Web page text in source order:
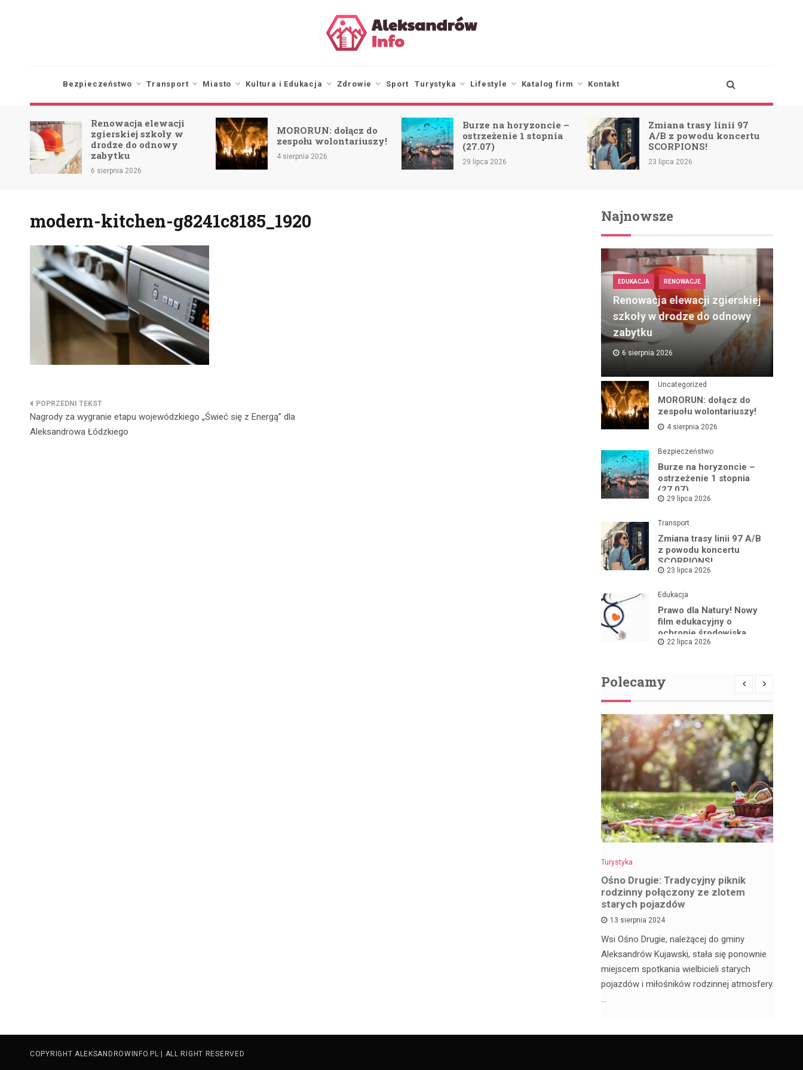
Bezpieczeństwo Transport Miasto Kultura i Edukacja Zdrowie Sport Turystyka Lifestyle Katalog firm Kontakt
Renowacja elewacji
zgierskiej szkoły w
drodze do odnowy
zabytku
6 sierpnia 2026
MORORUN: dołącz do
zespołu wolontariuszy!
4 sierpnia 2026
Burze na horyzoncie –
ostrzeżenie 1 stopnia
(27.07)
29 lipca 2026
Zmiana trasy linii 97
A/B z powodu koncertu
SCORPIONS!
23 lipca 2026
modern-kitchen-g8241c8185_1920
Nawigacja
wpisu
Nagrody za wygranie etapu wojewódzkiego „Świeć się z Energą” dla
Aleksandrowa Łódzkiego
Najnowsze
EDUKACJA RENOWACJE
Renowacja elewacji zgierskiej
szkoły w drodze do odnowy
zabytku
6 sierpnia 2026
Uncategorized
MORORUN: dołącz do
zespołu wolontariuszy!
4 sierpnia 2026
Bezpieczeństwo
Burze na horyzoncie –
ostrzeżenie 1 stopnia
(27.07)
29 lipca 2026
Transport
Zmiana trasy linii 97 A/B
z powodu koncertu
SCORPIONS!
23 lipca 2026
Edukacja
Prawo dla Natury! Nowy
film edukacyjny o
ochronie środowiska
22 lipca 2026
Polecamy
Turystyka
Ośno Drugie: Tradycyjny piknik
rodzinny połączony ze zlotem
starych pojazdów
13 sierpnia 2024
Wsi Ośno Drugie, należącej do gminy
Aleksandrów Kujawski, stała się ponownie
miejscem spotkania wielbicieli starych
pojazdów i miłośników rodzinnej atmosfery.
COPYRIGHT ALEKSANDROWINFO.PL | ALL RIGHT RESERVED